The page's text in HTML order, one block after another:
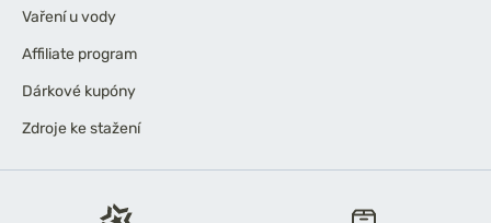
Vaření u vody
Affiliate program
Dárkové kupóny
Zdroje ke stažení